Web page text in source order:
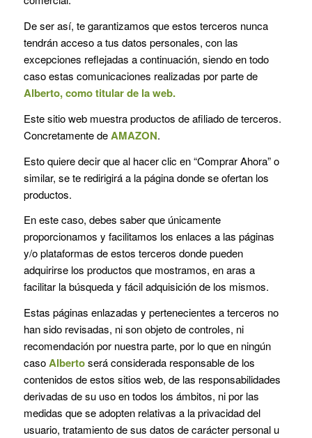
De ser así, te garantizamos que estos terceros nunca
tendrán acceso a tus datos personales, con las
excepciones reflejadas a continuación, siendo en todo
caso estas comunicaciones realizadas por parte de
Alberto, como titular de la web.
Este sitio web muestra productos de afiliado de terceros.
Concretamente deAMAZON.
Esto quiere decir que al hacer clic en “Comprar Ahora” o
similar, se te redirigirá a la página donde se ofertan los
productos.
En este caso, debes saber que únicamente
proporcionamos y facilitamos los enlaces a las páginas
y/o plataformas de estos terceros donde pueden
adquirirse los productos que mostramos, en aras a
facilitar la búsqueda y fácil adquisición de los mismos.
Estas páginas enlazadas y pertenecientes a terceros no
han sido revisadas, ni son objeto de controles, ni
recomendación por nuestra parte, por lo que en ningún
casoAlbertoserá considerada responsable de los
contenidos de estos sitios web, de las responsabilidades
derivadas de su uso en todos los ámbitos, ni por las
medidas que se adopten relativas a la privacidad del
usuario, tratamiento de sus datos de carácter personal u